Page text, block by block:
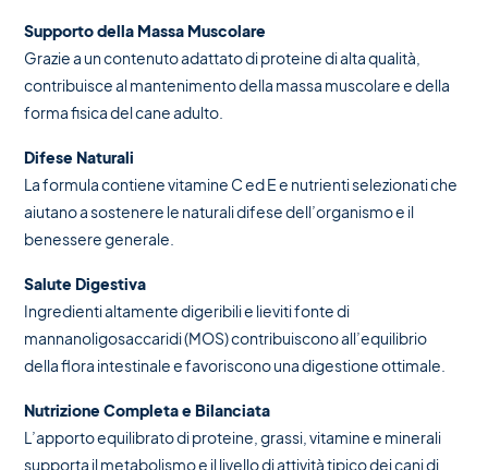
Supporto della Massa Muscolare
Grazie a un contenuto adattato di proteine di alta qualità,
contribuisce al mantenimento della massa muscolare e della
forma fisica del cane adulto.
Difese Naturali
La formula contiene vitamine C ed E e nutrienti selezionati che
aiutano a sostenere le naturali difese dell’organismo e il
benessere generale.
Salute Digestiva
Ingredienti altamente digeribili e lieviti fonte di
mannanoligosaccaridi (MOS) contribuiscono all’equilibrio
della flora intestinale e favoriscono una digestione ottimale.
Nutrizione Completa e Bilanciata
L’apporto equilibrato di proteine, grassi, vitamine e minerali
supporta il metabolismo e il livello di attività tipico dei cani di